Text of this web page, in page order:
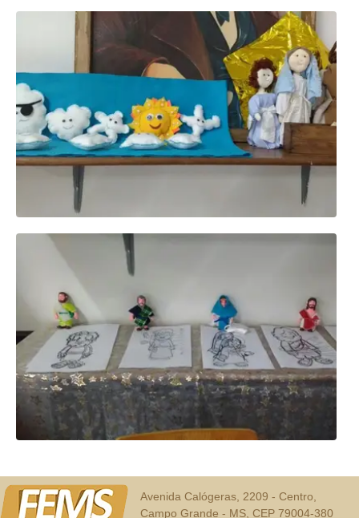
Avenida Calógeras, 2209 - Centro,
Campo Grande - MS, CEP 79004-380